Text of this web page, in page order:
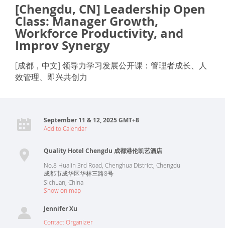
[Chengdu, CN] Leadership Open
Class: Manager Growth,
Workforce Productivity, and
Improv Synergy
[成都，中文] 领导力学习发展公开课：管理者成长、人
效管理、即兴共创力
September 11 & 12, 2025 GMT+8
Add to Calendar
Quality Hotel Chengdu 成都港伦凯艺酒店
No.8 Hualin 3rd Road, Chenghua District, Chengdu
成都市成华区华林三路8号
Sichuan China
Show on map
Jennifer Xu
Contact Organizer